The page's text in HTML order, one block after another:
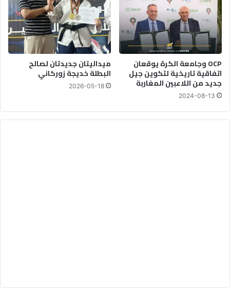
OCP وجامعة الكرة يوقعان
اتفاقية تاريخية لتكوين جيل
جديد من اللاعبين المغاربة
2024-08-13
ميداليتان جديدتان لصالح
البطلة خديجة زوركاني
2026-05-18